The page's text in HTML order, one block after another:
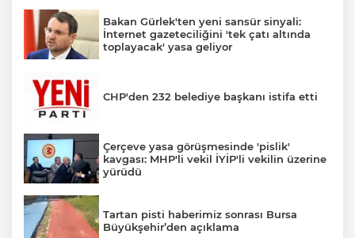
Bakan Gürlek'ten yeni sansür sinyali:
İnternet gazeteciliğini 'tek çatı altında
toplayacak' yasa geliyor
CHP'den 232 belediye başkanı istifa etti
Çerçeve yasa görüşmesinde 'pislik'
kavgası: MHP'li vekil İYİP'li vekilin üzerine
yürüdü
Tartan pisti haberimiz sonrası Bursa
Büyükşehir’den açıklama